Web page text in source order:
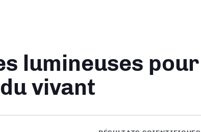
lumineuses pour
vivant